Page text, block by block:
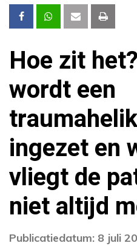
Hoe zit
wordt een
ingezet en
vliegt de
niet altijd
Publicatiedatum: 8 juli